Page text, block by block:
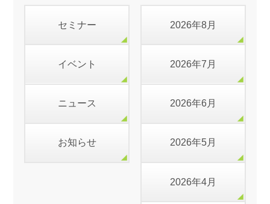
セミナー
イベント
ニュース
お知らせ
2026年8月
2026年7月
2026年6月
2026年5月
2026年4月